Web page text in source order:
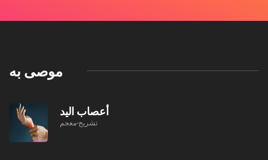
موصى به
أعصاب اليد
تشريح-معجم